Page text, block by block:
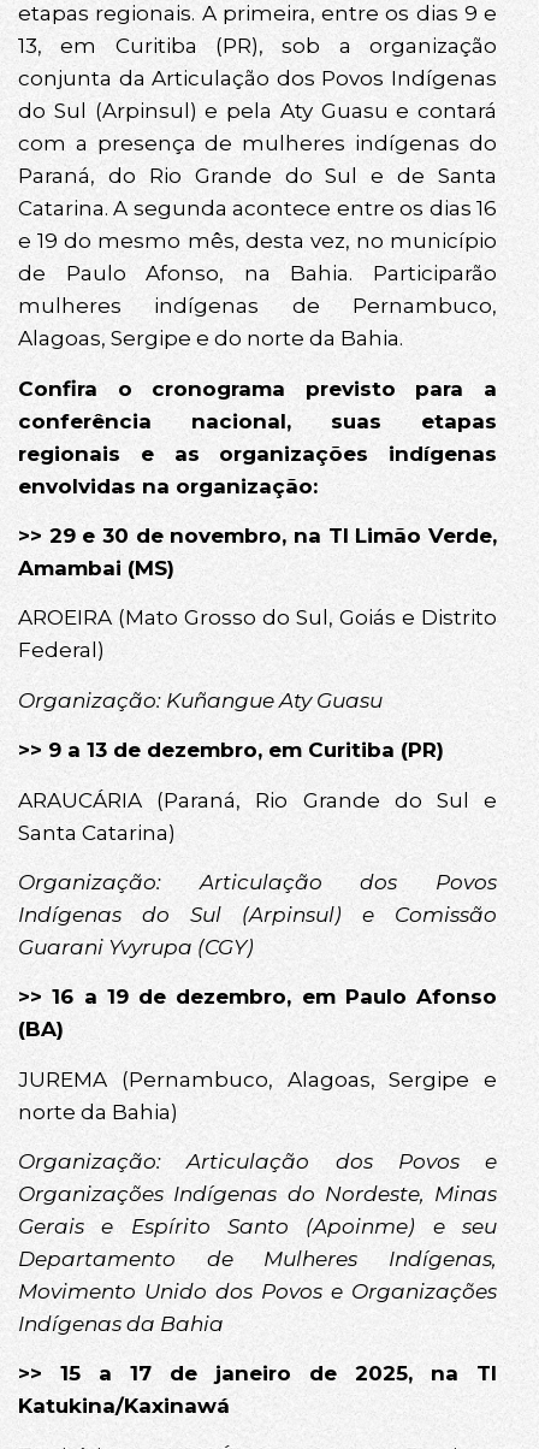
etapas regionais. A primeira, entre os dias 9 e
13, em Curitiba (PR), sob a organização
conjunta da Articulação dos Povos Indígenas
do Sul (Arpinsul) e pela Aty Guasu e contará
com a presença de mulheres indígenas do
Paraná, do Rio Grande do Sul e de Santa
Catarina. A segunda acontece entre os dias 16
e 19 do mesmo mês, desta vez, no município
de Paulo Afonso, na Bahia. Participarão
mulheres indígenas de Pernambuco,
Alagoas, Sergipe e do norte da Bahia.
Confira o cronograma previsto para a
conferência nacional, suas etapas
regionais e as organizações indígenas
envolvidas na organização:
>> 29 e 30 de novembro, na TI Limão Verde,
Amambai (MS)
AROEIRA (Mato Grosso do Sul, Goiás e Distrito
Federal)
Organização: Kuñangue Aty Guasu
>> 9 a 13 de dezembro, em Curitiba (PR)
ARAUCÁRIA (Paraná, Rio Grande do Sul e
Santa Catarina)
Organização: Articulação dos Povos
Indígenas do Sul (Arpinsul) e Comissão
Guarani Yvyrupa (CGY)
>> 16 a 19 de dezembro, em Paulo Afonso
(BA)
JUREMA (Pernambuco, Alagoas, Sergipe e
norte da Bahia)
Organização: Articulação dos Povos e
Organizações Indígenas do Nordeste, Minas
Gerais e Espírito Santo (Apoinme) e seu
Departamento de Mulheres Indígenas,
Movimento Unido dos Povos e Organizações
Indígenas da Bahia
>> 15 a 17 de janeiro de 2025, na TI
Katukina/Kaxinawá